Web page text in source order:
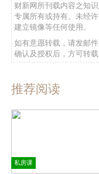
财新网所刊载内容之知
专属所有或持有。未经
建立镜像等任何使用。
如有意愿转载，请发邮
确认及授权后，方可转载
推荐阅读
私房课